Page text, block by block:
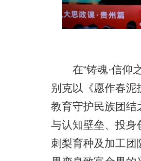
在“铸魂·信仰之
别克以《愿作春泥
教育守护民族团结
与认知壁垒、投身
刺梨育种及加工团